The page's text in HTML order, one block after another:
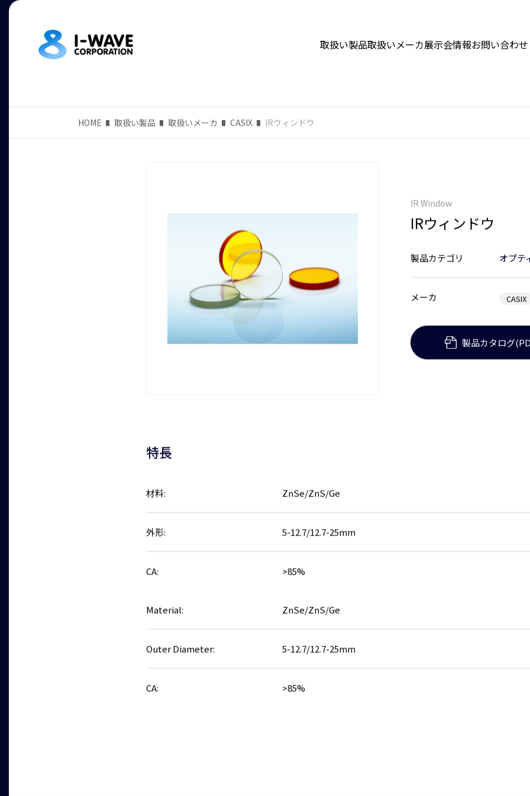
取扱い製品取扱いメーカ展示会情報お問い合わせ
HOME 取扱い製品 取扱いメーカ CASIX IRウィンドウ
IR Window
IRウィンドウ
製品カテゴリ オプテ
メーカ CASIX
製品カタログ
特長
材料: ZnSe/ZnS/Ge
外形: 5-12.7/12.7-25mm
CA: >85%
Material: ZnSe/ZnS/Ge
Outer Diameter: 5-12.7/12.7-25mm
CA: >85%